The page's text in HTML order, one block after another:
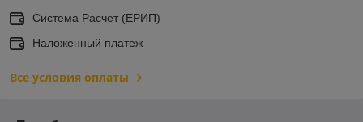
Система Расчет (ЕРИП)
Наложенный платеж
Все условия оплаты